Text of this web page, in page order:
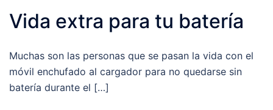
Vida extra para tu batería
Muchas son las personas que se pasan la vida con el
móvil enchufado al cargador para no quedarse sin
batería durante el […]